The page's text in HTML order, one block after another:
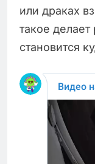
или драках
такое
становится